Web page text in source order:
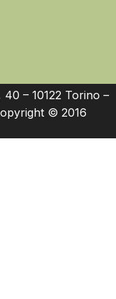
– 10122 Torino –
© 2016